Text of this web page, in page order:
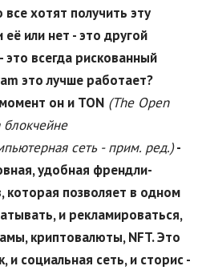
хотят получить эту
или нет - это другой
всегда рискованный
это лучше работает?
он и TON (The Open
сеть - прим. ред.)-
удобная френдли-
которая позволяет в одном
и рекламироваться,
криптовалюты,NFT. Это
и социальная сеть, и сторис -